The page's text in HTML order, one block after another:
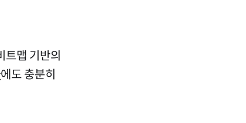
맵 기반의
에도 충분히